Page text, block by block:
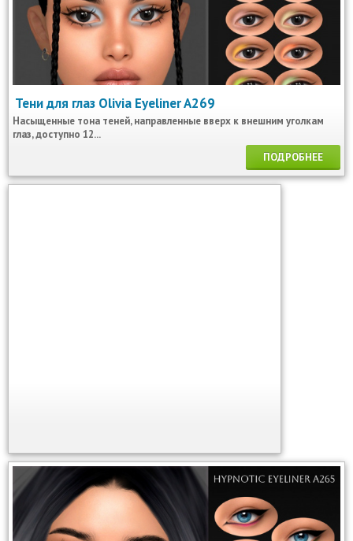
Тени для глаз Olivia Eyeliner A269
Насыщенные тона теней, направленные вверх к внешним уголкам
глаз, доступно 12...
ПОДРОБНЕЕ